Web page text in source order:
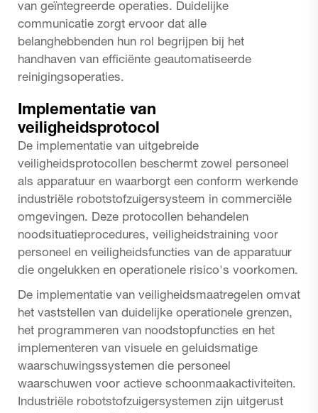
van geïntegreerde operaties. Duidelijke
communicatie zorgt ervoor dat alle
belanghebbenden hun rol begrijpen bij het
handhaven van efficiënte geautomatiseerde
reinigingsoperaties.
Implementatie van
veiligheidsprotocol
De implementatie van uitgebreide
veiligheidsprotocollen beschermt zowel personeel
als apparatuur en waarborgt een conform werkende
industriële robotstofzuigersysteem in commerciële
omgevingen. Deze protocollen behandelen
noodsituatieprocedures, veiligheidstraining voor
personeel en veiligheidsfuncties van de apparatuur
die ongelukken en operationele risico's voorkomen.
De implementatie van veiligheidsmaatregelen omvat
het vaststellen van duidelijke operationele grenzen,
het programmeren van noodstopfuncties en het
implementeren van visuele en geluidsmatige
waarschuwingssystemen die personeel
waarschuwen voor actieve schoonmaakactiviteiten.
Industriële robotstofzuigersystemen zijn uitgerust